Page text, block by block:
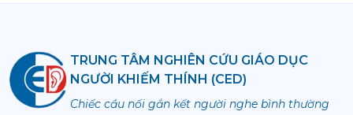
TRUNG TÂM NGHIÊN CỨU GIÁO DỤC
NGƯỜI KHIẾM THÍNH (CED)
Chiếc cầu nối gắn kết người nghe bình thường